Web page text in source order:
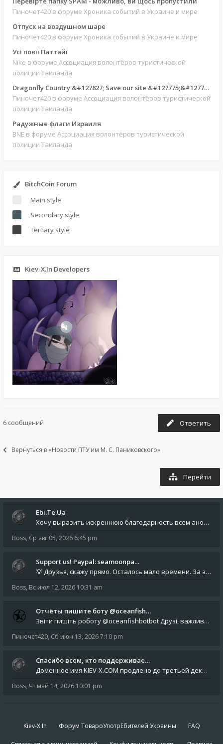
Пиночет420 в форуме Хроника событий в Украине и мире
Отпуск на воздушном шаре
Пиночет420 в форуме Хроника событий в Украине и мире
Усі повії Паттайї
Nike в форуме Ассоциация волонтёров туристической
полиции Таиланда
Dragonfly Country &#127827; Save our site &#127775;&#127769;
Пиночет420 в форуме Ассоциация волонтёров туристической
полиции Таиланда
Радужные флаги Израиля
BNE в форуме Ассоциация волонтёров туристической
полиции Таиланда
BitchCoin Forum
Main style
Secondary style
Tertiary style
Kiev-X.In Developers
6 сообщений Ответить
Вернуться в «Новости ПТУ им М. С. Паниковского»
Перейти
Ebi.Te.Ua
Хочу выразить искреннюю благодарность всем анонимным пользователям, которые поддержали наше сообщество финансово. Благод
Boss, Ср авг 05, 2026 6:45 pm
Support us! Paypal: seamoonpa…
💡 Друзья, скажу прямо. Осталось мало времени. За это время нам нужно закрыть последние обязательные расходы: около 500
Boss, Вс июл 12, 2026 10:31 am
Отчёты пишите боту @oceanfish…
Звіти пишіть роботу @oceanfishbotbot Друзі, важливе повідомлення для учасників форума. Основне звернення опублікован
Пиночет420, Сб июн 13, 2026 7:10 pm
Спасибо всем, кто поддерживае…
Доменное имя KIEV-X.COM продлено до третьей декады августа 2027 года! Спасибо всем анонимным пользователям, которые по
Boss, Чт май 14, 2026 10:01 pm
Kiev-X.In Форум ТовароУпотрЕбителей Украины FAQ